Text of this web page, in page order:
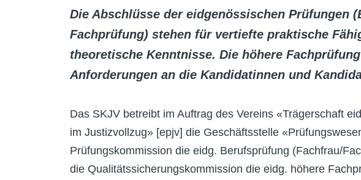
Die Abschlüsse der eidgenössischen Prüfungen
Fachprüfung) stehen für vertiefte praktische
theoretische Kenntnisse. Die höhere
Anforderungen an die Kandidatinnen und
Das SKJV betreibt im Auftrag des Vereins «Trägerschaft
im Justizvollzug» [epjv] die Geschäftsstelle
Prüfungskommission die eidg. Berufsprüfung (Fachfrau/
die Qualitätssicherungskommission die eidg. höhere